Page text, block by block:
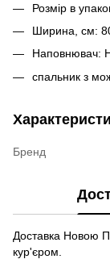
Розмір в
Ширина, см:
Наповнювач:
спальник з
Бренд
Доставка Новою
кур'єром.